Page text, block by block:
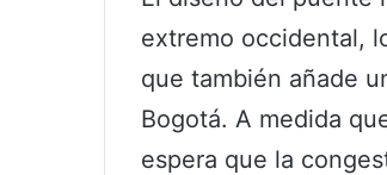
extremo occidental,
que también añade
Bogotá. A medida
espera que la